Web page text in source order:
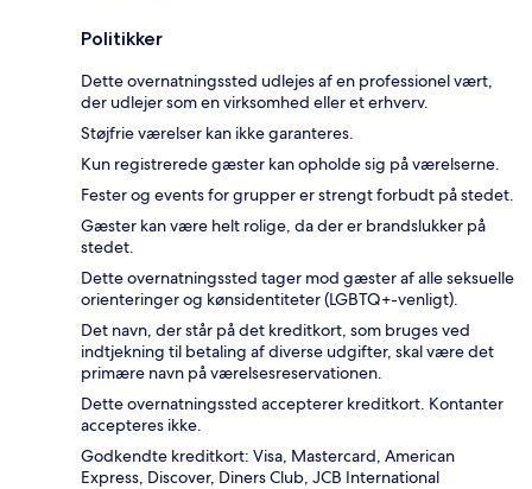
Politikker
Dette overnatningssted udlejes af en professionel vært,
der udlejer som en virksomhed eller et erhverv.
Støjfrie værelser kan ikke garanteres.
Kun registrerede gæster kan opholde sig på værelserne.
Fester og events for grupper er strengt forbudt på stedet.
Gæster kan være helt rolige, da der er brandslukker på
stedet.
Dette overnatningssted tager mod gæster af alle seksuelle
orienteringer og kønsidentiteter (LGBTQ+-venligt).
Det navn, der står på det kreditkort, som bruges ved
indtjekning til betaling af diverse udgifter, skal være det
primære navn på værelsesreservationen.
Dette overnatningssted accepterer kreditkort. Kontanter
accepteres ikke.
Godkendte kreditkort: Visa, Mastercard, American
Express, Discover, Diners Club, JCB International